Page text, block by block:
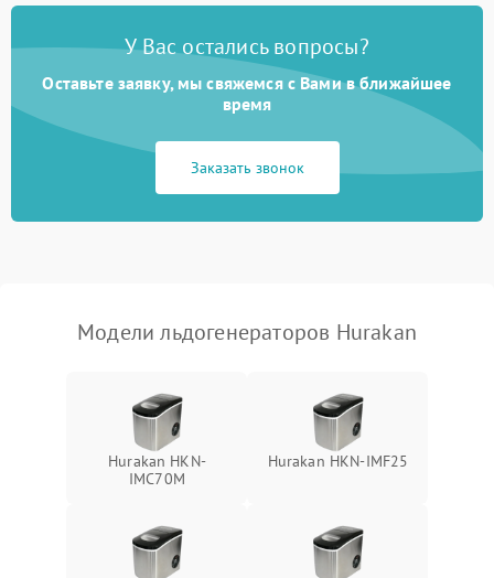
У Вас остались вопросы?
Оставьте заявку, мы свяжемся с Вами в ближайшее
время
Заказать звонок
Модели льдогенераторов Hurakan
Hurakan HKN-
IMC70M
Hurakan HKN-IMF25